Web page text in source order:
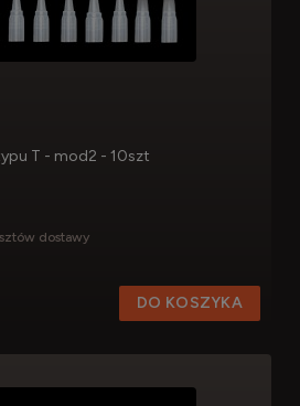
T - mod2 - 10szt
dostawy
DO KOSZYKA